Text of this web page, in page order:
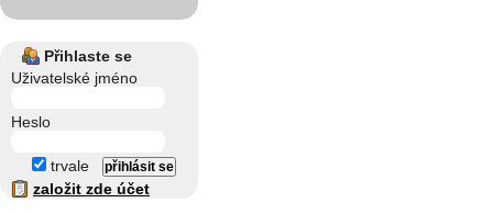
Přihlaste se
Uživatelské jméno
Heslo
trvale
založit zde účet